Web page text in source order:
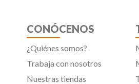
CONÓCENOS
¿Quiénes somos?
Trabaja con nosotros
Nuestras tiendas